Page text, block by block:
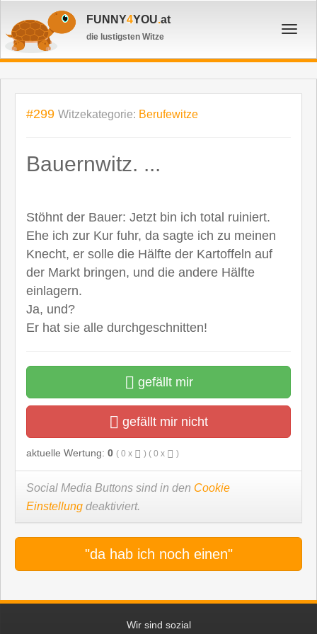
FUNNY4YOU.at
die lustigsten Witze
#299 Witzekategorie: Berufewitze
Bauernwitz. ...
Stöhnt der Bauer: Jetzt bin ich total ruiniert.
Ehe ich zur Kur fuhr, da sagte ich zu meinen
Knecht, er solle die Hälfte der Kartoffeln auf
der Markt bringen, und die andere Hälfte
einlagern.
Ja, und?
Er hat sie alle durchgeschnitten!
gefällt mir
gefällt mir nicht
aktuelle Wertung: 0 ( 0 x ) ( 0 x )
Social Media Buttons sind in den Cookie
Einstellung deaktiviert.
"da hab ich noch einen"
Wir sind sozial